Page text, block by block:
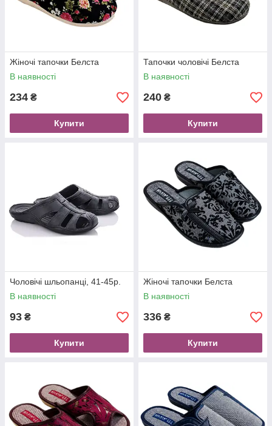
Жіночі тапочки Белста
В наявності
234 ₴
Купити
Тапочки чоловічі Белста
В наявності
240 ₴
Купити
Чоловічі шльопанці, 41-45р.
В наявності
93 ₴
Купити
Жіночі тапочки Белста
В наявності
336 ₴
Купити